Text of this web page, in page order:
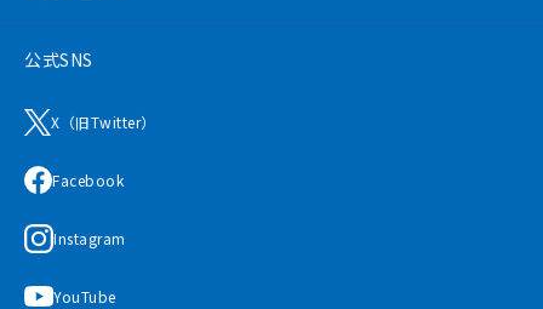
公式SNS
X（旧Twitter）
Facebook
Instagram
YouTube